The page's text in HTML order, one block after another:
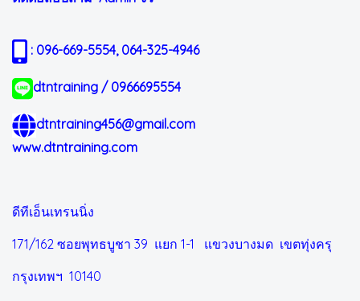
: 096-669-5554, 064-325-4946
dtntraining / 0966695554
dtntraining456@gmail.com
www.dtntraining.com
ดีทีเอ็นเทรนนิ่ง
171/162 ซอยพุทธบูชา 39 แยก 1-1 แขวงบางมด เขตทุ่งครุ
กรุงเทพฯ 10140